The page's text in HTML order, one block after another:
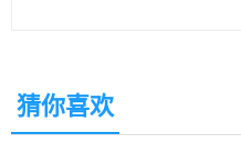
猜你喜欢